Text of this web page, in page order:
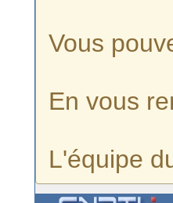
Vous
En vous
L'équipe